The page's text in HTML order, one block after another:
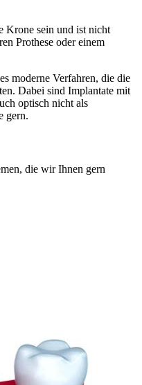
Krone sein und ist nicht
Prothese oder einem
moderne Verfahren, die die
Dabei sind Implantate mit
optisch nicht als
gern.
die wir Ihnen gern